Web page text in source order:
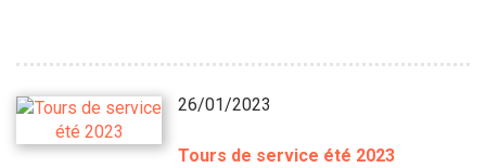
26/01/2023
Tours de service été 2023